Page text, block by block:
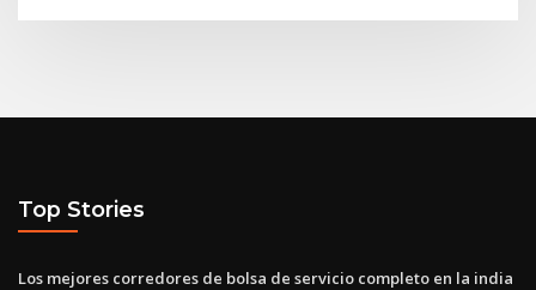
Top Stories
Los mejores corredores de bolsa de servicio completo en la india